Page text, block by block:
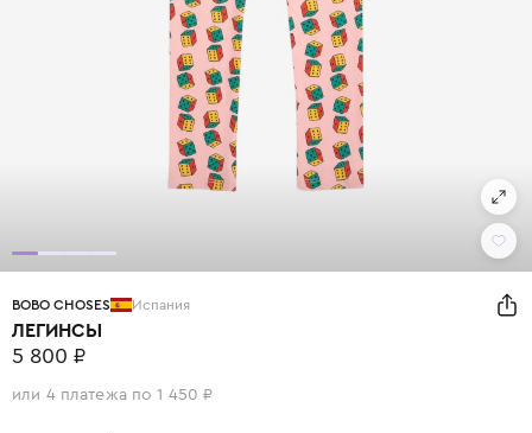
BOBO CHOSES Испания
ЛЕГИНСЫ
5 800 ₽
или 4 платежа по 1 450 ₽